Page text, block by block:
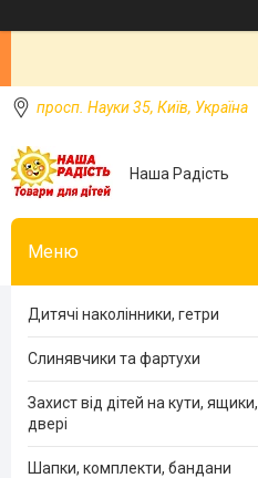
просп. Науки 35, Київ, Україна
Наша Радість
Дитячі наколінники, гетри
Слинявчики та фартухи
Захист від дітей на кути, ящики,
двері
Шапки, комплекти, бандани